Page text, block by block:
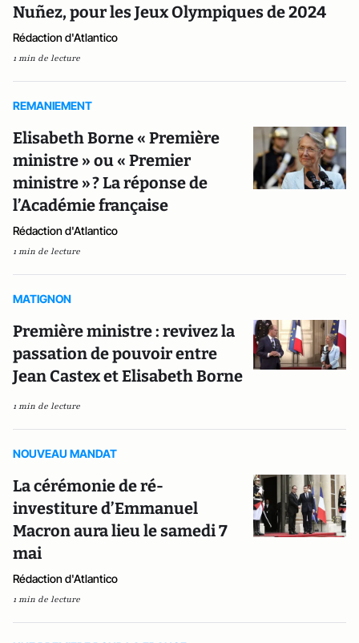
Nuñez, pour les Jeux Olympiques de 2024
Rédaction d'Atlantico
1 min de lecture
REMANIEMENT
Elisabeth Borne « Première
ministre » ou « Premier
ministre » ? La réponse de
l’Académie française
Rédaction d'Atlantico
1 min de lecture
MATIGNON
Première ministre : revivez la
passation de pouvoir entre
Jean Castex et Elisabeth Borne
1 min de lecture
NOUVEAU MANDAT
La cérémonie de ré-
investiture d’Emmanuel
Macron aura lieu le samedi 7
mai
Rédaction d'Atlantico
1 min de lecture